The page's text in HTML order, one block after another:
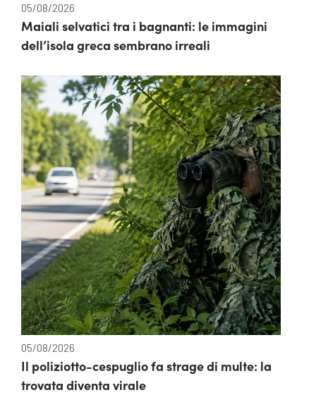
05/08/2026
Maiali selvatici tra i bagnanti: le immagini
dell’isola greca sembrano irreali
05/08/2026
Il poliziotto-cespuglio fa strage di multe: la
trovata diventa virale